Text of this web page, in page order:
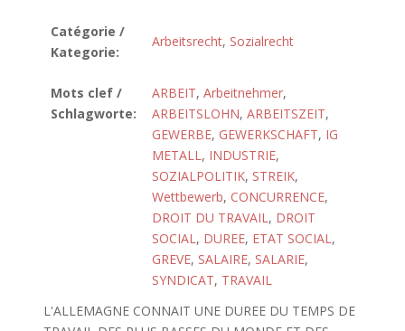
Catégorie /
Kategorie:
Arbeitsrecht, Sozialrecht
Mots clef /
Schlagworte:
ARBEIT, Arbeitnehmer,
ARBEITSLOHN, ARBEITSZEIT,
GEWERBE, GEWERKSCHAFT, IG
METALL, INDUSTRIE,
SOZIALPOLITIK, STREIK,
Wettbewerb, CONCURRENCE,
DROIT DU TRAVAIL, DROIT
SOCIAL, DUREE, ETAT SOCIAL,
GREVE, SALAIRE, SALARIE,
SYNDICAT, TRAVAIL
L'ALLEMAGNE CONNAIT UNE DUREE DU TEMPS DE